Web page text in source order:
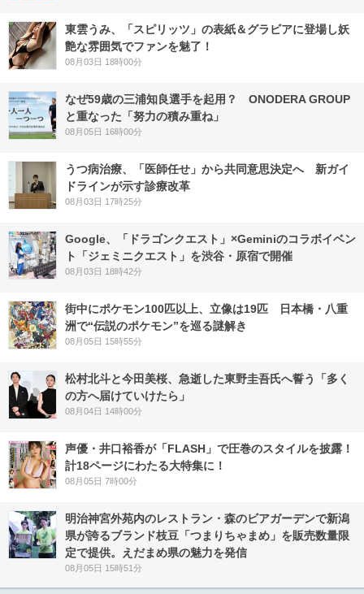
東雲うみ、「スピリッツ」の表紙＆グラビアに登場し妖
艶な雰囲気でファンを魅了！
08月03日 18時00分
なぜ59歳の三浦知良選手を起用？ ONODERA GROUP
と重なった「努力の積み重ね」
08月05日 16時00分
うつ病治療、「医師任せ」から共同意思決定へ 新ガイ
ドラインが示す診療改革
08月03日 17時25分
Google、「ドラゴンクエスト」×Geminiのコラボイベン
ト「ジェミニクエスト」を渋谷・原宿で開催
08月03日 18時42分
街中にポケモン100匹以上、立像は19匹 日本橋・八重
洲で“伝説のポケモン”を巡る謎解き
08月05日 15時55分
松村北斗と今田美桜、急逝した東野圭吾氏へ誓う「多く
の方へ届けていけたら」
08月04日 14時00分
声優・井口裕香が「FLASH」で圧巻のスタイルを披露！
計18ページにわたる大特集に！
08月05日 7時00分
明治神宮外苑内のレストラン・森のビアガーデンで新潟
県が誇るブランド枝豆「つまりちゃまめ」を販売数量限
定で提供。えだまめ県の魅力を発信
08月05日 15時51分